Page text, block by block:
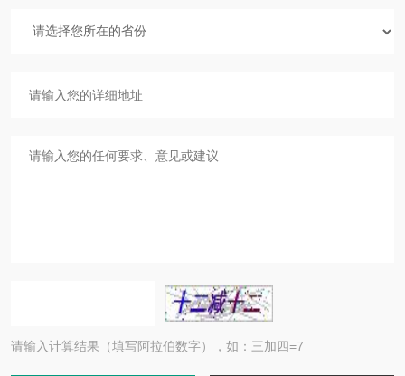
请输入计算结果（填写阿拉伯数字），如：三加四=7